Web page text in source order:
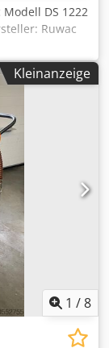
Modell DS 1222
Ruwac
Zone 22
eine
kann
sehen Sie
Ihrer
und
Irrtümer in
und
Kleinanzeige
1 /8